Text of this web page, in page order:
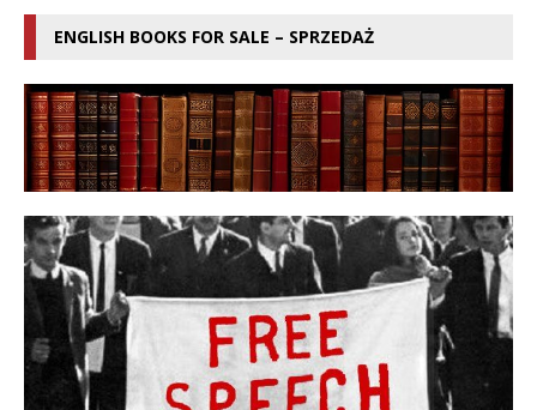
ENGLISH BOOKS FOR SALE – SPRZEDAŻ